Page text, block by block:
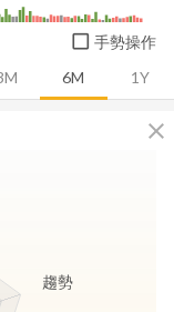
6M 1Y
手勢操作
close
趨勢